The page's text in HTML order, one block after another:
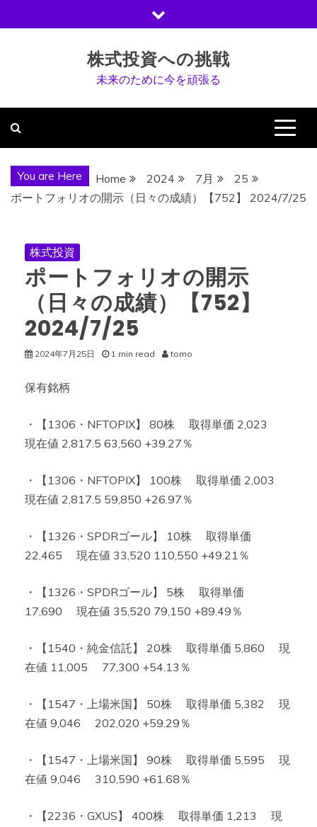
to
株式投資への挑戦
未来のために今を頑張る
You are Here Home 2024 7月
25
ポートフォリオの開示（日々の成績）【752】 2024/7/25
株式投資
ポートフォリオの開示
（日々の成績）【752】
2024/7/25
2024年7月25日 1 min read tomo
保有銘柄
・【1306・NFTOPIX】 80株 取得単価 2,023
現在値 2,817.5 63,560 +39.27％
・【1306・NFTOPIX】 100株 取得単価 2,003
現在値 2,817.5 59,850 +26.97％
・【1326・SPDRゴール】 10株 取得単価
22,465 現在値 33,520 110,550 +49.21％
・【1326・SPDRゴール】 5株 取得単価
17,690 現在値 35,520 79,150 +89.49％
・【1540・純金信託】 20株 取得単価 5,860 現
在値 11,005 77,300 +54.13％
・【1547・上場米国】 50株 取得単価 5,382 現
在値 9,046 202,020 +59.29％
・【1547・上場米国】 90株 取得単価 5,595 現
在値 9,046 310,590 +61.68％
・【2236・GXUS】 400株 取得単価 1,213 現